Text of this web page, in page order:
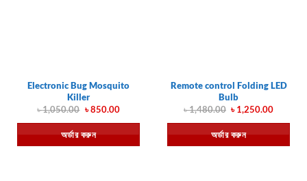
Electronic Bug Mosquito
Killer
৳1,050.00 Original
was:
৳ 1,050.00.
৳850.00Current
is:
৳ 850.00.
অর্ডার করুন
Remote control Folding LED
Bulb
৳1,480.00 Original
price
was:
৳ 1,480.00.
৳1,250.00Current
is:
৳
অর্ডার করুন